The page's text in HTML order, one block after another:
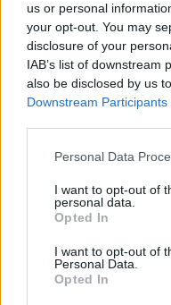
us or personal
your opt-out. You may
disclosure of your
IAB’s list of downstream
also be disclosed by us
Downstream Participants
Personal Data
I want to opt-out of
personal data.
Opted In
I want to opt-out of
Personal Data.
Opted In
giorno della memoria
margherita giromini
LEGGI